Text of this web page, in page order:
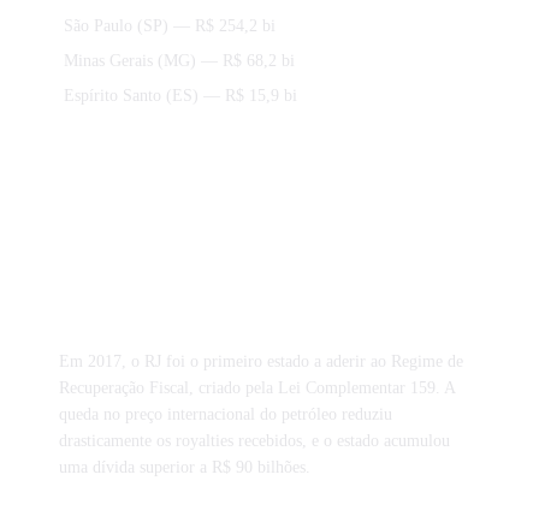
São Paulo (SP) — R$ 254,2 bi
Minas Gerais (MG) — R$ 68,2 bi
Espírito Santo (ES) — R$ 15,9 bi
Em 2017, o RJ foi o primeiro estado a aderir ao Regime de
Recuperação Fiscal, criado pela Lei Complementar 159. A
queda no preço internacional do petróleo reduziu
drasticamente os royalties recebidos, e o estado acumulou
uma dívida superior a R$ 90 bilhões.